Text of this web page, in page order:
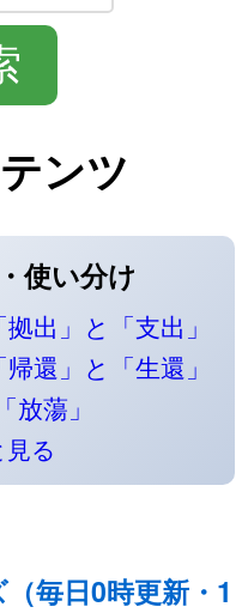
ンツ
使い分け
拠出」と「支出」
帰還」と「生還」
放蕩」
る
毎日0時更新・1